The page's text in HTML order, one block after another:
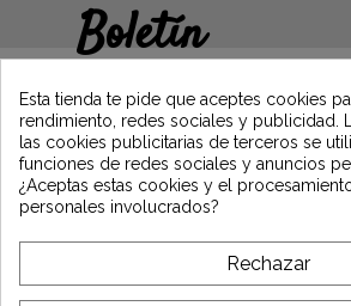
Boletín
suscribiéndose y manténgase
las últimas noticias de Vintage
*Dès 99€ d'achat. En vous abonnant à notre newsletter, vous
l'acceptez.
A PROPÓSITO DE
Esta tienda te pide que aceptes cookies
rendimiento, redes sociales y publicidad.
las cookies publicitarias de terceros se
funciones de redes sociales y anuncios
¿Aceptas estas cookies y el
personales involucrados?
Rechazar